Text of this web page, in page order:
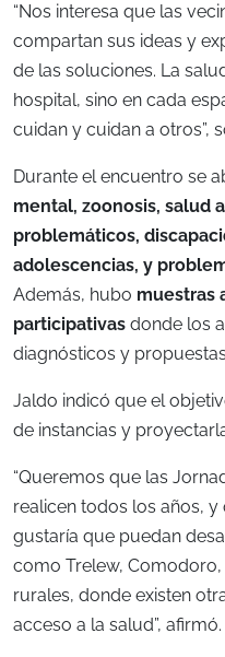
“Nos interesa que las
compartan sus ideas y
de las soluciones. La
hospital, sino en cada
cuidan y cuidan a otros”,
Durante el encuentro se
mental, zoonosis, salud
problemáticos,
adolescencias, y
Además, hubo muestras
participativas donde los
diagnósticos y
Jaldo indicó que el
de instancias y
“Queremos que las
realicen todos los años, y
gustaría que puedan
como Trelew,
rurales, donde existen
acceso a la salud”, afirmó.